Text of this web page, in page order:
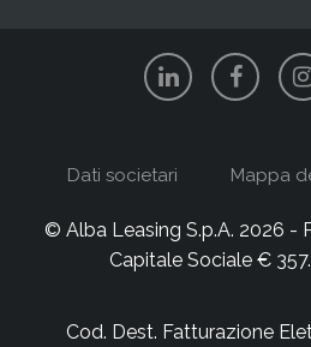
Dati societari Mappa
© Alba Leasing S.p.A. 2026 -
Capitale Sociale €
Cod. Dest. Fatturazione